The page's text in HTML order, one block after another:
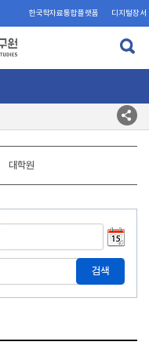
한국학자료통합플랫폼 디지털장서
각
대학원
검색